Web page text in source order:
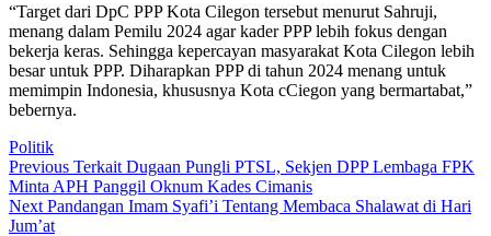
“Target dari DpC PPP Kota Cilegon tersebut menurut Sahruji,
menang dalam Pemilu 2024 agar kader PPP lebih fokus dengan
bekerja keras. Sehingga kepercayan masyarakat Kota Cilegon lebih
besar untuk PPP. Diharapkan PPP di tahun 2024 menang untuk
memimpin Indonesia, khususnya Kota cCiegon yang bermartabat,”
bebernya.
Politik
Post
navigation
Previous Previous
post:
Terkait Dugaan Pungli PTSL, Sekjen DPP Lembaga FPK
Minta APH Panggil Oknum Kades Cimanis
Next Next
post:
Pandangan Imam Syafi’i Tentang Membaca Shalawat di Hari
Jum’at